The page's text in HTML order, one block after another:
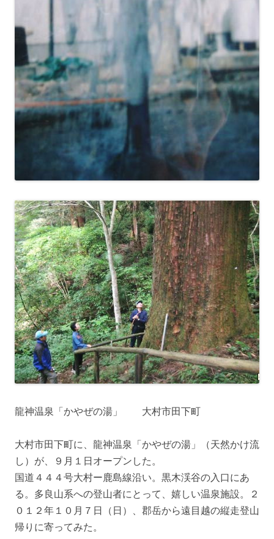
龍神温泉「かやぜの湯」 大村市田下町
大村市田下町に、龍神温泉「かやぜの湯」（天然かけ流
し）が、９月１日オープンした。
国道４４４号大村ー鹿島線沿い。黒木渓谷の入口にあ
る。多良山系への登山者にとって、嬉しい温泉施設。２
０１２年１０月７日（日）、郡岳から遠目越の縦走登山
帰りに寄ってみた。